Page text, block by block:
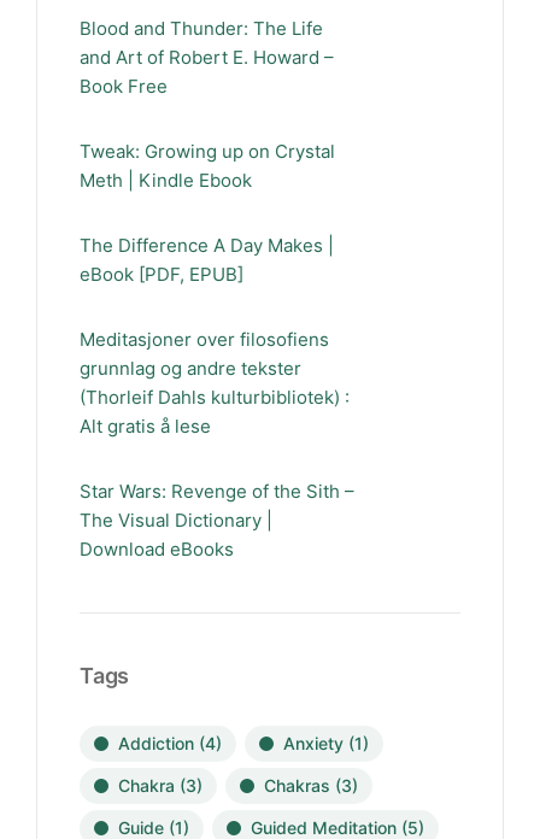
Blood and Thunder: The Life
and Art of Robert E. Howard –
Book Free
Tweak: Growing up on Crystal
Meth | Kindle Ebook
The Difference A Day Makes |
eBook [PDF, EPUB]
Meditasjoner over filosofiens
grunnlag og andre tekster
(Thorleif Dahls kulturbibliotek) :
Alt gratis å lese
Star Wars: Revenge of the Sith –
The Visual Dictionary |
Download eBooks
Tags
Addiction (4) Anxiety (1)
Chakra (3) Chakras (3)
Guide (1) Guided Meditation (5)